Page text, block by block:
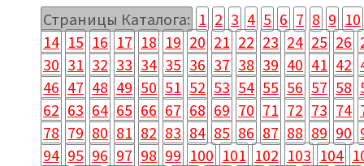
Страницы Каталога: 1 2 3 4 5 6 7 8 9 10
14 15 16 17 18 19 20 21 22 23 24 25 26
30 31 32 33 34 35 36 37 38 39 40 41 42
46 47 48 49 50 51 52 53 54 55 56 57 58
62 63 64 65 66 67 68 69 70 71 72 73 74
78 79 80 81 82 83 84 85 86 87 88 89 90
94 95 96 97 98 99 100 101 102 103 104